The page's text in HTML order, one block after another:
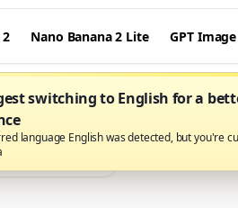
Nano Banana 2 Lite GPT
switching to English for a
language English was detected, but you're
Banana Pro